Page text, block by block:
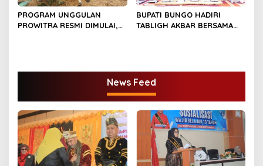
PROGRAM UNGGULAN
PROWITRA RESMI DIMULAI,
BUPATI BUNGO HADIRI
TABLIGH AKBAR BERSAMA
News Feed